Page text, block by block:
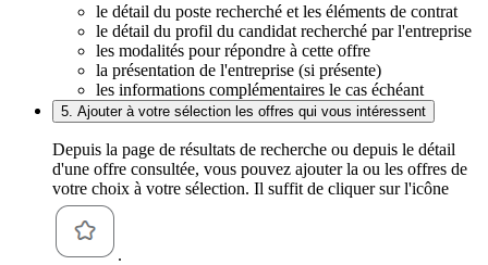
le détail du poste recherché et les éléments de contrat
le détail du profil du candidat recherché par l'entreprise
les modalités pour répondre à cette offre
la présentation de l'entreprise (si présente)
les informations complémentaires le cas échéant
5. Ajouter à votre sélection les offres qui vous intéressent
Depuis la page de résultats de recherche ou depuis le détail
d'une offre consultée, vous pouvez ajouter la ou les offres de
votre choix à votre sélection. Il suffit de cliquer sur l'icône
.